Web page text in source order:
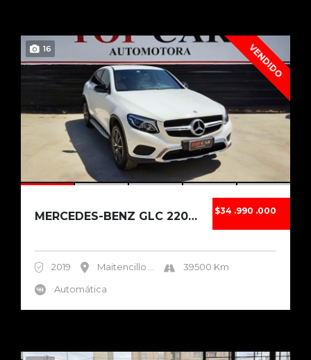
VENDIDO
16
$34 .990 .000
MERCEDES-BENZ GLC 220D COUPÉ TURBO DIESEL 20...
2019 Maitencillo
39500 Km
Automática